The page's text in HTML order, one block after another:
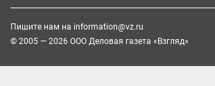
Пишите нам на information@vz.ru
© 2005 — 2026 ООО Деловая газета «Взгляд»